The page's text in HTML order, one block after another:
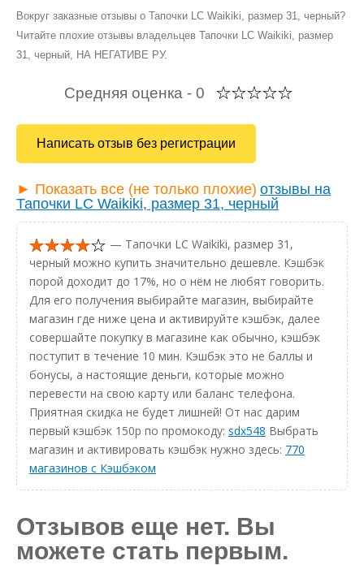
Вокруг заказные отзывы о Тапочки LC Waikiki, размер 31, черный?
Читайте плохие отзывы владельцев Тапочки LC Waikiki, размер
31, черный, НА НЕГАТИВЕ РУ.
Средняя оценка - 0
Написать отзыв без регистрации
► Показать все (не только плохие) отзывы на
Тапочки LC Waikiki, размер 31, черный
— Тапочки LC Waikiki, размер 31,
черный можно купить значительно дешевле. Кэшбэк
порой доходит до 17%, но о нём не любят говорить.
Для его получения выбирайте магазин, выбирайте
магазин где ниже цена и активируйте кэшбэк, далее
совершайте покупку в магазине как обычно, кэшбэк
поступит в течение 10 мин. Кэшбэк это не баллы и
бонусы, а настоящие деньги, которые можно
перевести на свою карту или баланс телефона.
Приятная скидка не будет лишней! От нас дарим
первый кэшбэк 150р по промокоду: sdx548 Выбрать
магазин и активировать кэшбэк нужно здесь: 770
магазинов с Кэшбэком
Отзывов еще нет. Вы
можете стать первым.